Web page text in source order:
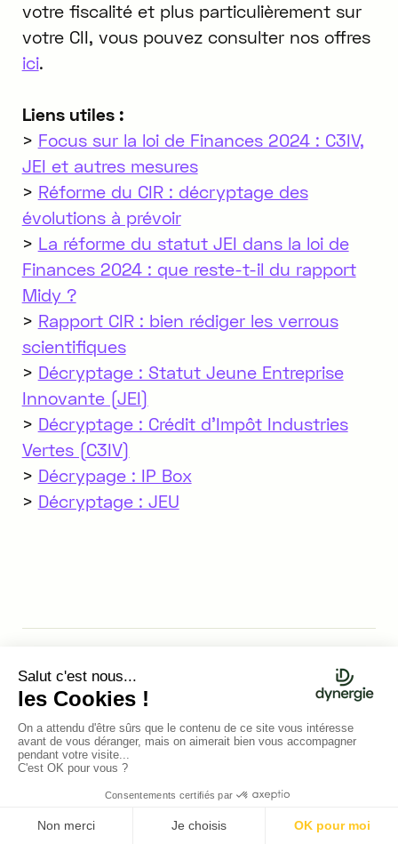
votre fiscalité et plus particulièrement sur
votre CII, vous pouvez consulter nos offres
ici.
Liens utiles :
> Focus sur la loi de Finances 2024 : C3IV,
JEI et autres mesures
> Réforme du CIR : décryptage des
évolutions à prévoir
> La réforme du statut JEI dans la loi de
Finances 2024 : que reste-t-il du rapport
Midy ?
> Rapport CIR : bien rédiger les verrous
scientifiques
> Décryptage : Statut Jeune Entreprise
Innovante (JEI)
> Décryptage : Crédit d'Impôt Industries
Vertes (C3IV)
> Décrypage : IP Box
> Décryptage : JEU
Damien Villiers-Moriamé
CONSULTANT SENIOR EN FINANCEMENT
DE L'INNOVATION - RESPONSABLE PÔLE
ÉLECTRONIQUE - ASSOCIÉ - LYON